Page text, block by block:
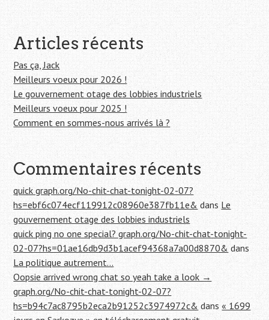
e
Articles récents
Pas ça, Jack
Meilleurs voeux pour 2026 !
Le gouvernement otage des lobbies industriels
Meilleurs voeux pour 2025 !
Comment en sommes-nous arrivés là ?
Commentaires récents
quick graph.org/No-chit-chat-tonight-02-07?
hs=ebf6c074ecf119912c08960e387fb11e& dans Le
gouvernement otage des lobbies industriels
quick ping no one special? graph.org/No-chit-chat-tonight-
02-07?hs=01ae16db9d3b1acef94368a7a00d8870&dans
La politique autrement…
Oopsie arrived wrong chat so yeah take a look →
graph.org/No-chit-chat-tonight-02-07?
hs=b94c7ac8795b2eca2b91252c3974972c& dans« 1699